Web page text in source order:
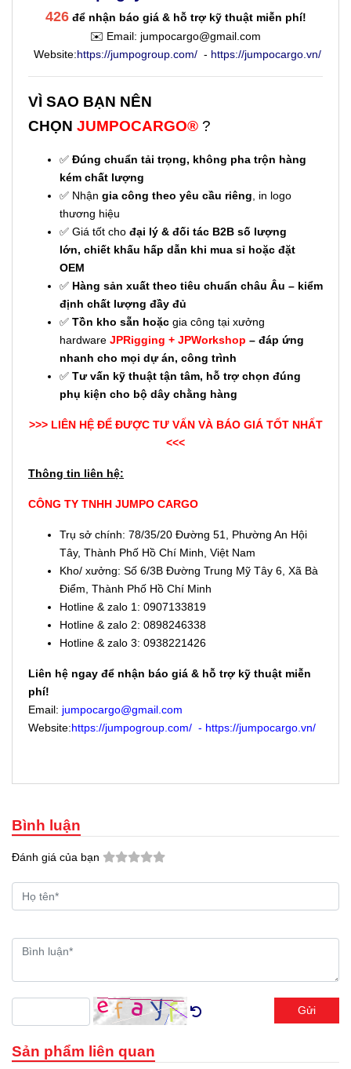
426 để nhận báo giá & hỗ trợ kỹ thuật miễn phí!
✉️ Email: jumpocargo@gmail.com
Website:https://jumpogroup.com/- https://jumpocargo.vn/
VÌ SAO BẠN NÊN
CHỌN JUMPOCARGO® ?
✅ Đúng chuẩn tải trọng, không pha trộn hàng
kém chất lượng
✅ Nhận gia công theo yêu cầu riêng , in logo
thương hiệu
✅ Giá tốt cho đại lý & đối tác B2B số lượng
lớn, chiết khấu hấp dẫn khi mua sỉ hoặc đặt
OEM
✅ Hàng sản xuất theo tiêu chuẩn châu Âu – kiểm
định chất lượng đầy đủ
✅ Tồn kho sẵn hoặc gia công tại xưởng
hardware JPRigging + JPWorkshop – đáp ứng
nhanh cho mọi dự án, công trình
✅ Tư vấn kỹ thuật tận tâm, hỗ trợ chọn đúng
phụ kiện cho bộ dây chằng hàng
>>> LIÊN HỆ ĐỂ ĐƯỢC TƯ VẤN VÀ BÁO GIÁ TỐT NHẤT
<<<
Thông tin liên hệ:
CÔNG TY TNHH JUMPO CARGO
Trụ sở chính: 78/35/20 Đường 51, Phường An Hội
Tây, Thành Phố Hồ Chí Minh, Việt Nam
Kho/ xưởng: Số 6/3B Đường Trung Mỹ Tây 6, Xã Bà
Điểm, Thành Phố Hồ Chí Minh
Hotline & zalo 1: 0907133819
Hotline & zalo 2: 0898246338
Hotline & zalo 3: 0938221426
Liên hệ ngay để nhận báo giá & hỗ trợ kỹ thuật miễn
phí!
Email: jumpocargo@gmail.com
Website:https://jumpogroup.com/ - https://jumpocargo.vn/
Bình luận
Đánh giá của bạn
Gửi
Sản phẩm liên quan